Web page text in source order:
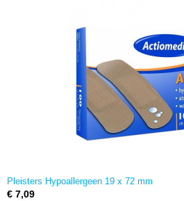
Pleisters Hypoallergeen 19 x 72 mm
€ 7,09